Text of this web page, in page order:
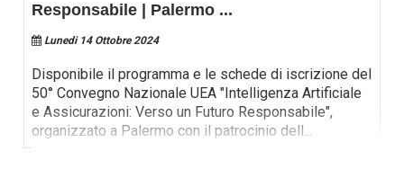
Responsabile | Palermo ...
Lunedi 14 Ottobre 2024
Disponibile il programma e le schede di iscrizione del
50° Convegno Nazionale UEA "Intelligenza Artificiale
e Assicurazioni: Verso un Futuro Responsabile",
organizzato a Palermo con il patrocinio dell...